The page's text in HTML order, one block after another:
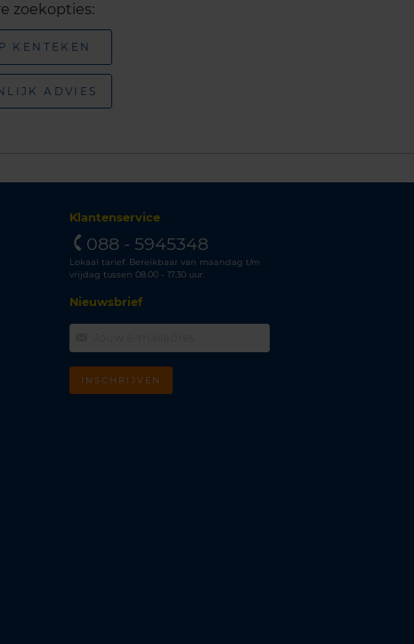
zoekopties:
KENTEKEN
ADVIES
Klantenservice
088 - 5945348
Lokaal tarief. Bereikbaar van maandag t/m
vrijdag tussen 08.00 - 17.30 uur.
Nieuwsbrief
INSCHRIJVEN